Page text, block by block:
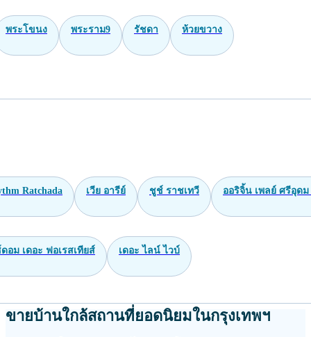
พระโขนง พระราม9 รัชดา ห้วยขวาง
Ratchada เวีย อารีย์ ชูช์ ราชเทวี ออริจิ้น เพลย์ ศรีอุด
อม เดอะ ฟอเรสเทียส์ เดอะ ไลน์ ไวบ์
ขายบ้านใกล้สถานที่ยอดนิยมในกรุงเทพฯ